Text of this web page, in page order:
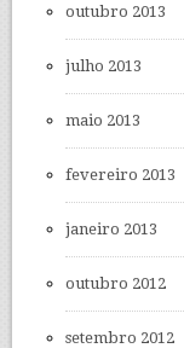
outubro 2013
julho 2013
maio 2013
fevereiro 2013
janeiro 2013
outubro 2012
setembro 2012